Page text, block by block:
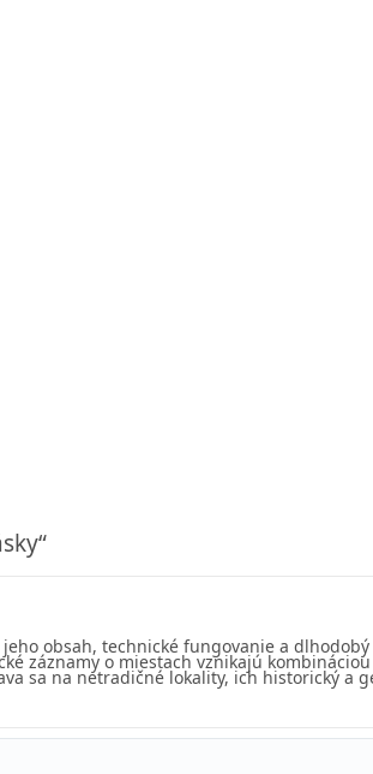
obsah, technické fungovanie a
záznamy o miestach vznikajú
sa na netradičné lokality, ich historický a